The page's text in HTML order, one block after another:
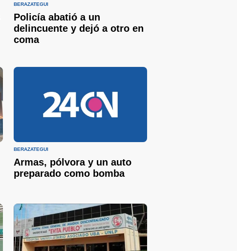
BERAZATEGUI
Policía abatió a un
delincuente y dejó a otro en
coma
BERAZATEGUI
Armas, pólvora y un auto
preparado como bomba